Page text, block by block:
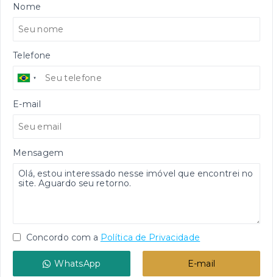
Nome
Telefone
E-mail
Mensagem
Concordo com a Política de Privacidade
WhatsApp E-mail